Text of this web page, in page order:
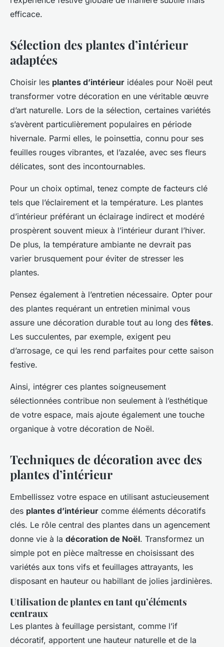
efficace.
Sélection des plantes d’intérieur
adaptées
Choisir les plantes d’intérieur idéales pour Noël peut
transformer votre décoration en une véritable œuvre
d’art naturelle. Lors de la sélection, certaines variétés
s’avèrent particulièrement populaires en période
hivernale. Parmi elles, le poinsettia, connu pour ses
feuilles rouges vibrantes, et l’azalée, avec ses fleurs
délicates, sont des incontournables.
Pour un choix optimal, tenez compte de facteurs clé
tels que l’éclairement et la température. Les plantes
d’intérieur préférant un éclairage indirect et modéré
prospèrent souvent mieux à l’intérieur durant l’hiver.
De plus, la température ambiante ne devrait pas
varier brusquement pour éviter de stresser les
plantes.
Pensez également à l’entretien nécessaire. Opter pour
des plantes requérant un entretien minimal vous
assure une décoration durable tout au long des fêtes.
Les succulentes, par exemple, exigent peu
d’arrosage, ce qui les rend parfaites pour cette saison
festive.
Ainsi, intégrer ces plantes soigneusement
sélectionnées contribue non seulement à l’esthétique
de votre espace, mais ajoute également une touche
organique à votre décoration de Noël.
Techniques de décoration avec des
plantes d’intérieur
Embellissez votre espace en utilisant astucieusement
des plantes d’intérieur comme éléments décoratifs
clés. Le rôle central des plantes dans un agencement
donne vie à la décoration de Noël. Transformez un
simple pot en pièce maîtresse en choisissant des
variétés aux tons vifs et feuillages attrayants, les
disposant en hauteur ou habillant de jolies jardinières.
Utilisation de plantes en tant qu’éléments
centraux
Les plantes à feuillage persistant, comme l’if
décoratif, apportent une hauteur naturelle et de la